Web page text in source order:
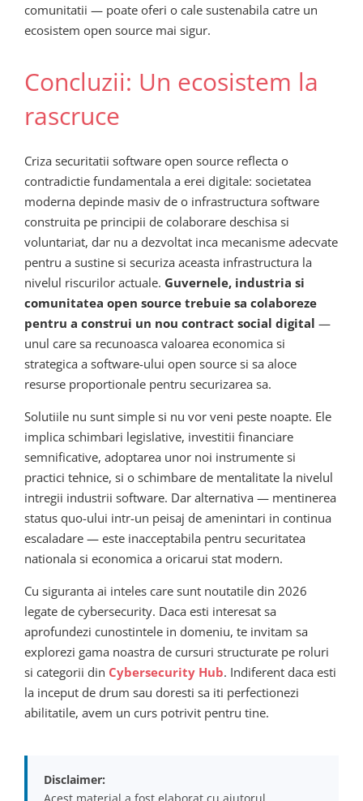
comunitatii — poate oferi o cale sustenabila catre un
ecosistem open source mai sigur.
Concluzii: Un ecosistem la
rascruce
Criza securitatii software open source reflecta o
contradictie fundamentala a erei digitale: societatea
moderna depinde masiv de o infrastructura software
construita pe principii de colaborare deschisa si
voluntariat, dar nu a dezvoltat inca mecanisme adecvate
pentru a sustine si securiza aceasta infrastructura la
nivelul riscurilor actuale. Guvernele, industria si
comunitatea open source trebuie sa colaboreze
pentru a construi un nou contract social digital —
unul care sa recunoasca valoarea economica si
strategica a software-ului open source si sa aloce
resurse proportionale pentru securizarea sa.
Solutiile nu sunt simple si nu vor veni peste noapte. Ele
implica schimbari legislative, investitii financiare
semnificative, adoptarea unor noi instrumente si
practici tehnice, si o schimbare de mentalitate la nivelul
intregii industrii software. Dar alternativa — mentinerea
status quo-ului intr-un peisaj de amenintari in continua
escaladare — este inacceptabila pentru securitatea
nationala si economica a oricarui stat modern.
Cu siguranta ai inteles care sunt noutatile din 2026
legate de cybersecurity. Daca esti interesat sa
aprofundezi cunostintele in domeniu, te invitam sa
explorezi gama noastra de cursuri structurate pe roluri
si categorii din Cybersecurity Hub. Indiferent daca esti
la inceput de drum sau doresti sa iti perfectionezi
abilitatile, avem un curs potrivit pentru tine.
Disclaimer: